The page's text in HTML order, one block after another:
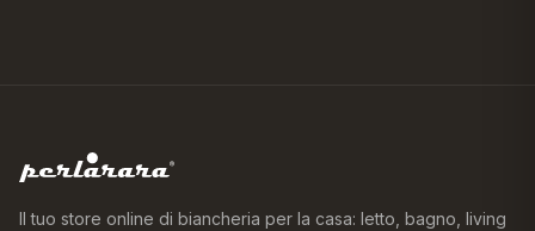
Il tuo store online di biancheria per la casa: letto, bagno, living